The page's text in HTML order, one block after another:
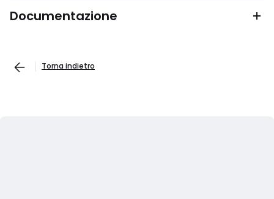
Documentazione
Torna indietro